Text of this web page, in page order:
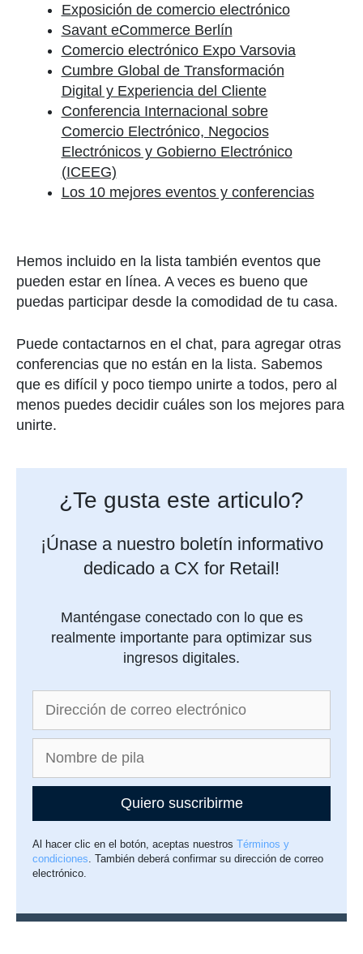
Exposición de comercio electrónico
Savant eCommerce Berlín
Comercio electrónico Expo Varsovia
Cumbre Global de Transformación
Digital y Experiencia del Cliente
Conferencia Internacional sobre
Comercio Electrónico, Negocios
Electrónicos y Gobierno Electrónico
(ICEEG)
Los 10 mejores eventos y conferencias
Hemos incluido en la lista también eventos que
pueden estar en línea. A veces es bueno que
puedas participar desde la comodidad de tu casa.
Puede contactarnos en el chat, para agregar otras
conferencias que no están en la lista. Sabemos
que es difícil y poco tiempo unirte a todos, pero al
menos puedes decidir cuáles son los mejores para
unirte.
¿Te gusta este articulo?
¡Únase a nuestro boletín informativo
dedicado a CX for Retail!
Manténgase conectado con lo que es
realmente importante para optimizar sus
ingresos digitales.
Quiero suscribirme
Al hacer clic en el botón, aceptas nuestrosTérminos y
condiciones. También deberá confirmar su dirección de correo
electrónico.